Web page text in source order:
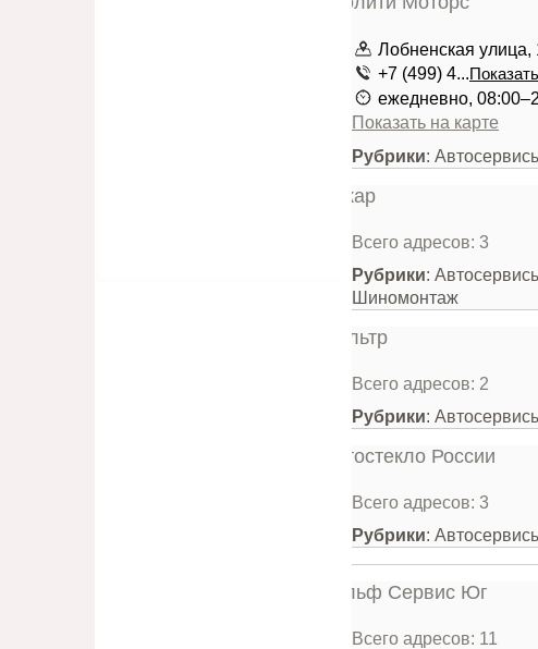
Лобненская улица,
+7 (499) 4...
ежедневно,
Показать на карте
Рубрики:
Всего адресов: 3
Рубрики:
Шиномонтаж
Всего адресов: 2
Рубрики:
Всего адресов: 3
Рубрики:
Всего адресов: 11